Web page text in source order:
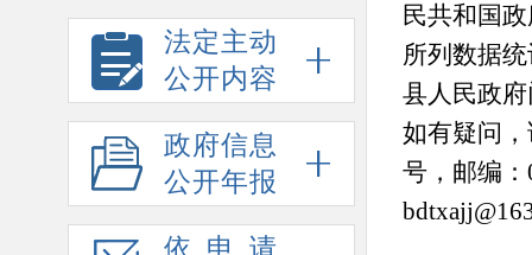
法定主动
公开内容
政府信息
公开年报
依申请
民共和国
所列数据
县人民政
如有疑问
号，邮编：